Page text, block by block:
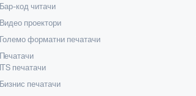
Бар-код читачи
Видео проектори
Големо форматни печатачи
Печатачи
ITS печатачи
Бизнис печатачи